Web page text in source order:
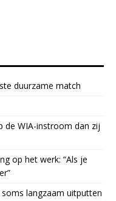
duurzame match
de WIA-instroom dan zij
op het werk: “Als je
langzaam uitputten